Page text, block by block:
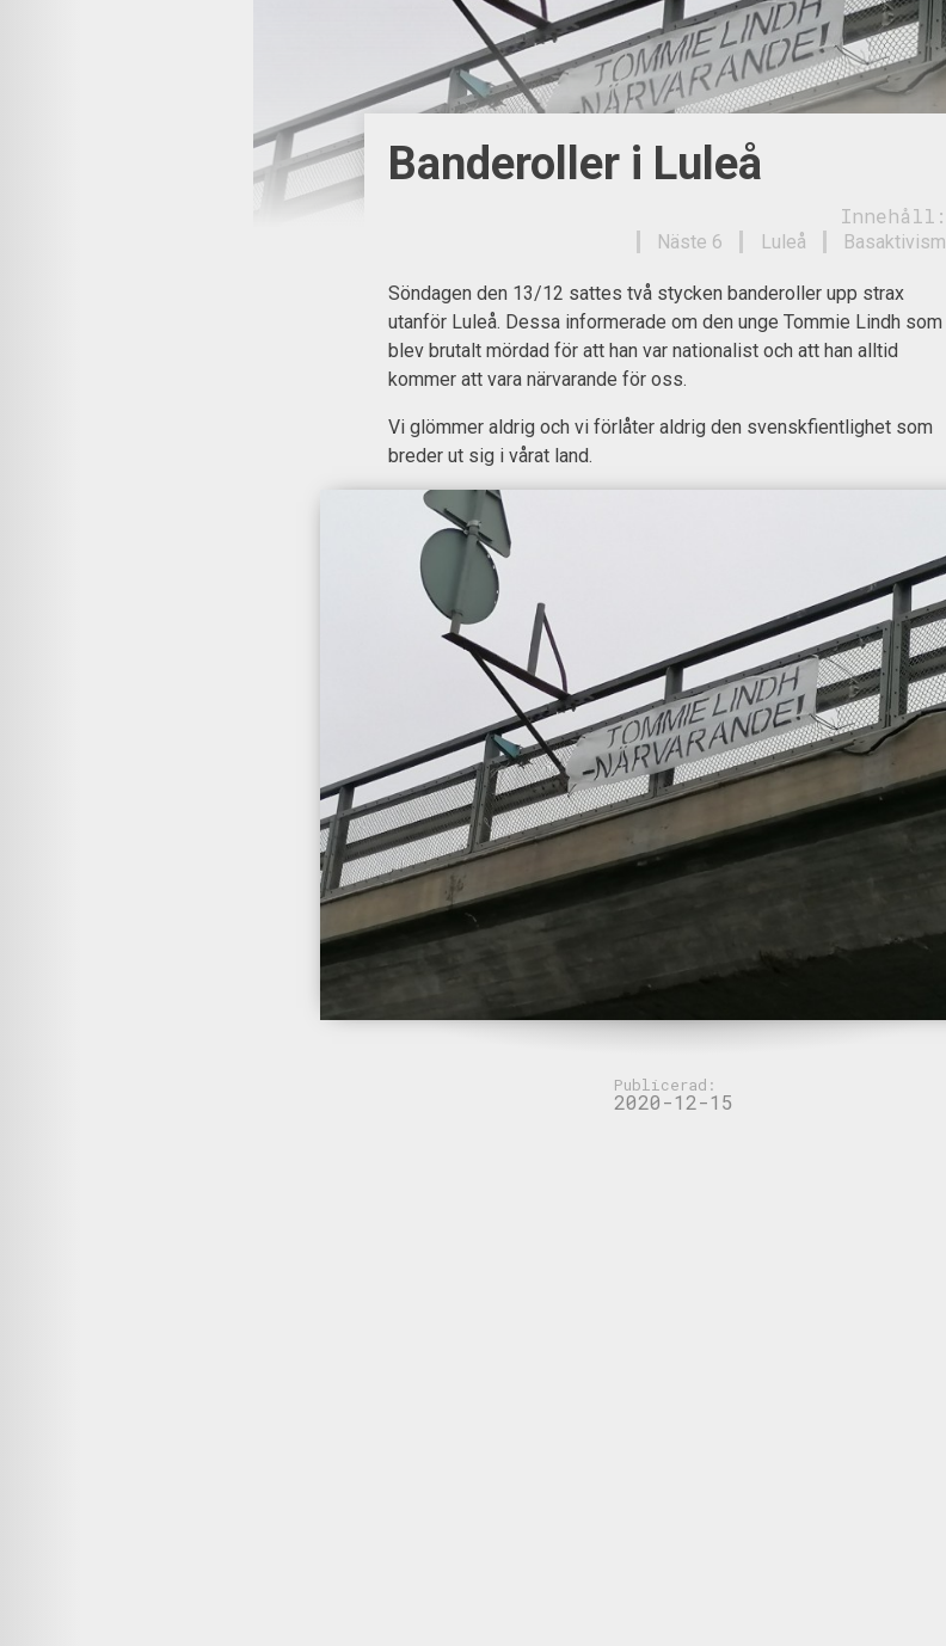
Banderoller i Luleå
Innehåll:
Basaktivism
Luleå
Näste 6
Söndagen den 13/12 sattes två stycken banderoller upp strax
utanför Luleå. Dessa informerade om den unge Tommie Lindh som
blev brutalt mördad för att han var nationalist och att han alltid
kommer att vara närvarande för oss.
Vi glömmer aldrig och vi förlåter aldrig den svenskfientlighet som
breder ut sig i vårat land.
Publicerad:
2020-12-15